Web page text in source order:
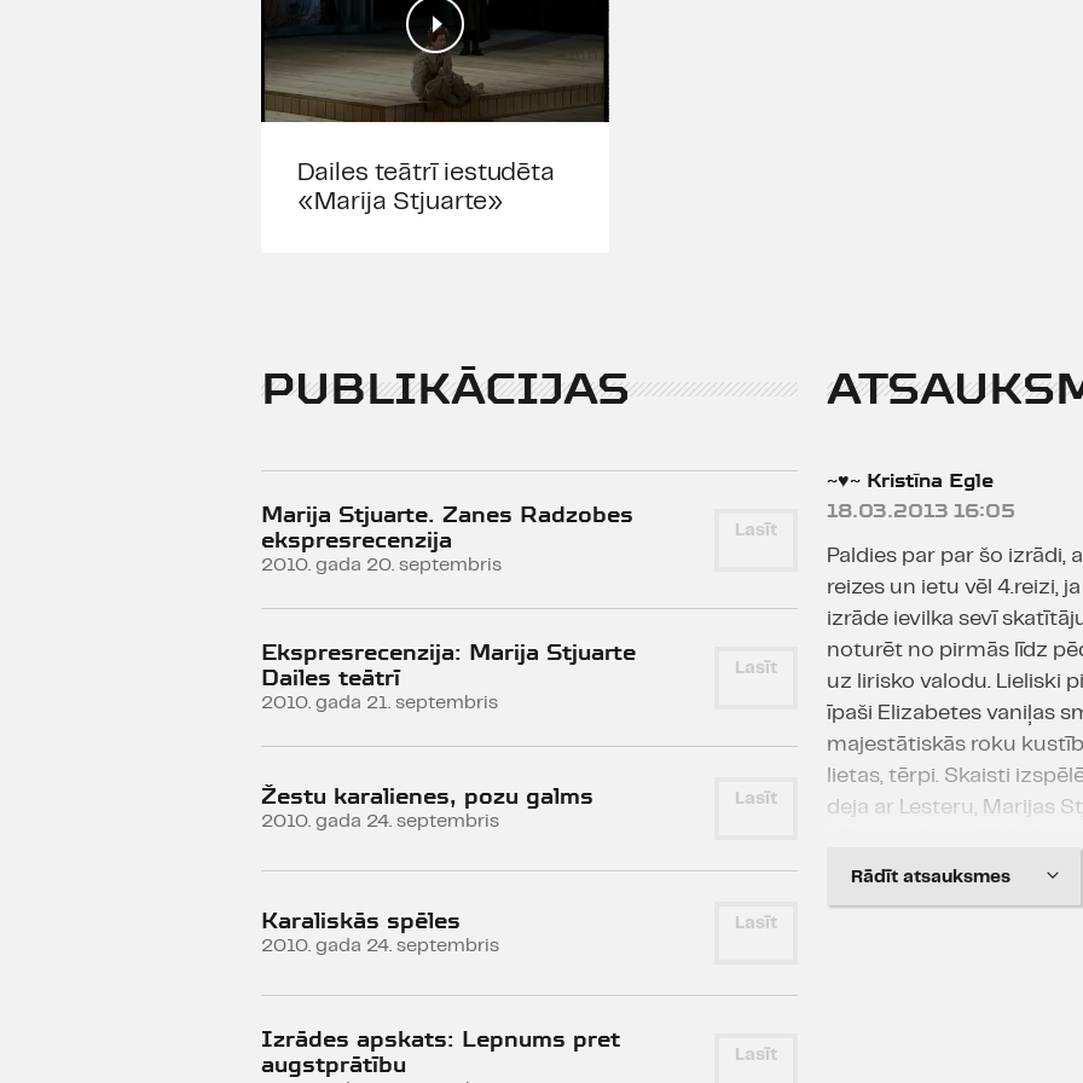
Dailes teātrī iestudēta
«Marija Stjuarte»
PUBLIKĀCIJAS
Marija Stjuarte. Zanes Radzobes
ekspresrecenzija
2010. gada 20. septembris
Lasīt
Ekspresrecenzija: Marija Stjuarte
Dailes teātrī
2010. gada 21. septembris
Lasīt
Žestu karalienes, pozu galms
2010. gada 24. septembris
Lasīt
Karaliskās spēles
2010. gada 24. septembris
Lasīt
Izrādes apskats: Lepnums pret
augstprātību
Lasīt
~♥~ Kristīna Egle
18.03.2013 16:05
Paldies par par šo izrādi,
reizes un ietu vēl 4.reizi,
izrāde ievilka sevī
noturēt no pirmās līdz
uz lirisko valodu. Lieliski
īpaši Elizabetes vaniļas
majestātiskās roku
lietas, tērpi. Skaisti
deja ar Lesteru, Marijas
liela daļa cilvēku, kas jau
izrādi, jo izrādes beigās
Rādīt atsauksmes